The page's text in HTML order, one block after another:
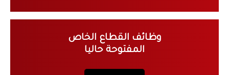
وظائف القطاع الخاص
المفتوحة حاليا